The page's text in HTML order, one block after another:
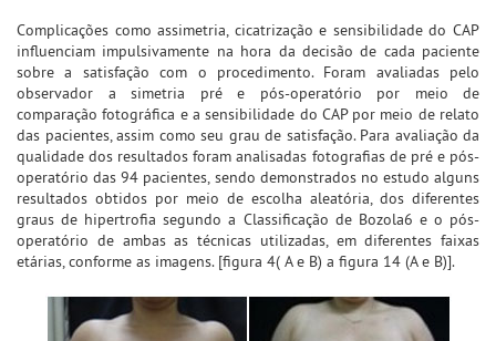
Complicações como assimetria, cicatrização e sensibilidade do CAP
influenciam impulsivamente na hora da decisão de cada paciente
sobre a satisfação com o procedimento. Foram avaliadas pelo
observador a simetria pré e pós-operatório por meio de
comparação fotográfica e a sensibilidade do CAP por meio de relato
das pacientes, assim como seu grau de satisfação. Para avaliação da
qualidade dos resultados foram analisadas fotografias de pré e pós-
operatório das 94 pacientes, sendo demonstrados no estudo alguns
resultados obtidos por meio de escolha aleatória, dos diferentes
graus de hipertrofia segundo a Classificação de Bozola6 e o pós-
operatório de ambas as técnicas utilizadas, em diferentes faixas
etárias, conforme as imagens. [figura 4( A e B) a figura 14 (A e B)].